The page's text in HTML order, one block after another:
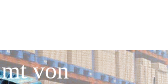
von